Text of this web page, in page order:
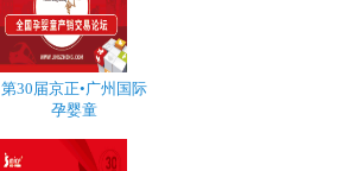
第30届京正•广州国际
孕婴童